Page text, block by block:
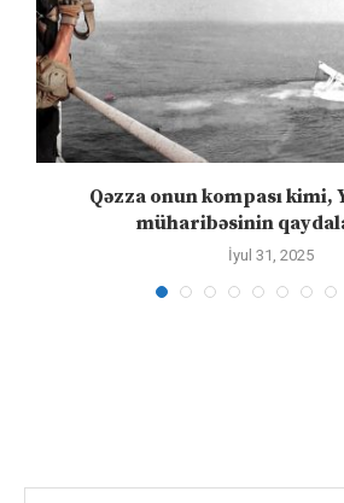
Qəzza onun kompası kimi,
müharibəsinin
İyul 31, 2025